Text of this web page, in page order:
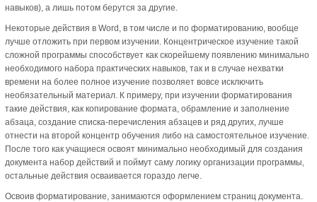
навыков), а лишь потом берутся за другие.
Некоторые действия в Word, в том числе и по форматированию, вообще
лучше отложить при первом изучении. Концентрическое изучение такой
сложной программы способствует как скорейшему появлению минимально
необходимого набора практических навыков, так и в случае нехватки
времени на более полное изучение позволяет вовсе исключить
необязательный материал. К примеру, при изучении форматирования
такие действия, как копирование формата, обрамление и заполнение
абзаца, создание списка-перечисления абзацев и ряд других, лучше
отнести на второй концентр обучения либо на самостоятельное изучение.
После того как учащиеся освоят минимально необходимый для создания
документа набор действий и поймут саму логику организации программы,
остальные действия осваивается гораздо легче.
Освоив форматирование, занимаются оформлением страниц документа.